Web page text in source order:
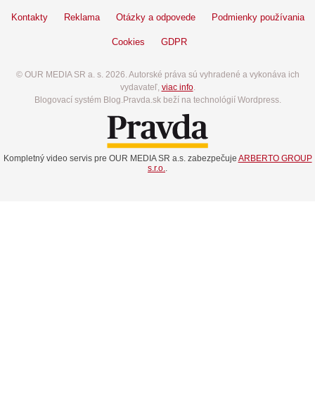
Kontakty Reklama Otázky a odpovede Podmienky používania
Cookies GDPR
© OUR MEDIA SR a. s. 2026. Autorské práva sú vyhradené a vykonáva ich
vydavateľ, viac info.
Blogovací systém Blog.Pravda.sk beží na technológií Wordpress.
Kompletný video servis pre OUR MEDIA SR a.s. zabezpečuje ARBERTO GROUP
s.r.o..